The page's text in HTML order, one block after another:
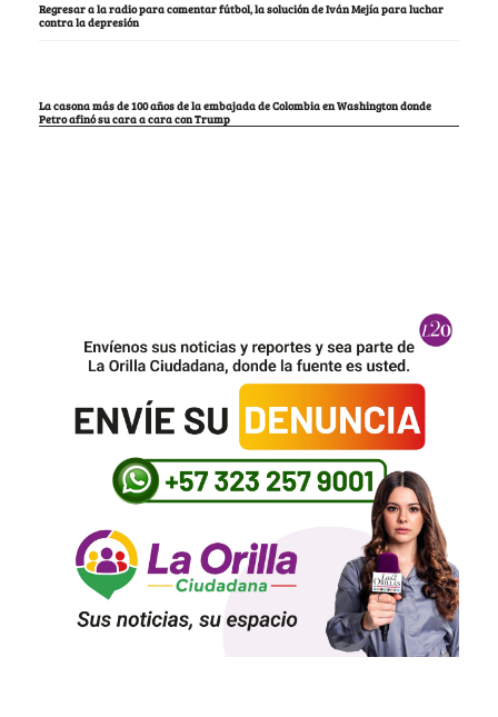
Regresar a la radio para comentar fútbol, la solución de Iván Mejía para luchar
contra la depresión
La casona más de 100 años de la embajada de Colombia en Washington donde
Petro afinó su cara a cara con Trump